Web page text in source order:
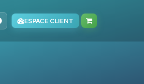
ESPACE CLIENT